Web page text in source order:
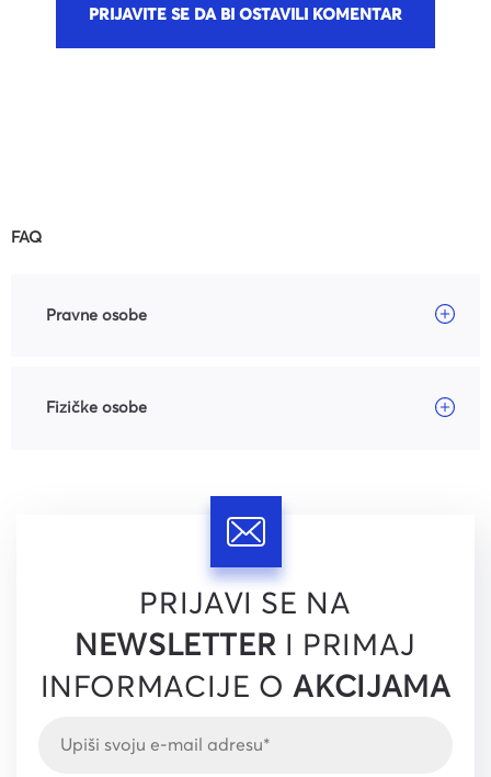
PRIJAVITE SE DA BI OSTAVILI KOMENTAR
FAQ
Pravne osobe
Fizičke osobe
PRIJAVI SE NA
NEWSLETTER I PRIMAJ
INFORMACIJE OAKCIJAMA